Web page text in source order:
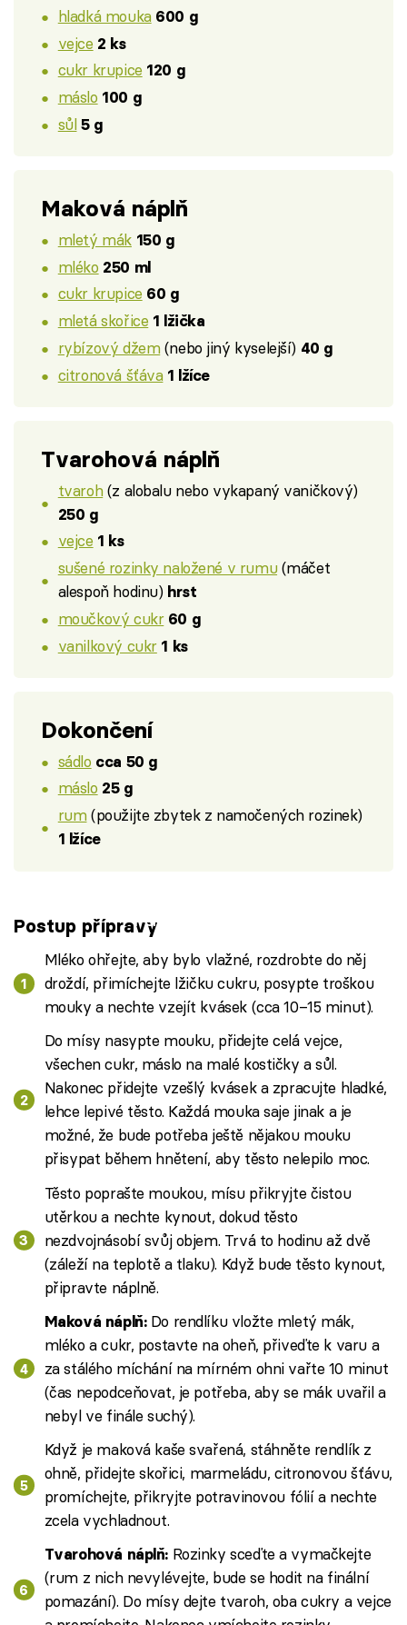
hladká mouka 600 g
vejce 2 ks
cukr krupice 120 g
máslo 100 g
sůl 5 g
Maková náplň
mletý mák 150 g
mléko 250 ml
cukr krupice 60 g
mletá skořice 1 lžička
rybízový džem(nebo jiný kyselejší) 40 g
citronová šťáva 1 lžíce
Tvarohová náplň
tvaroh(z alobalu nebo vykapaný vaničkový)
250 g
vejce 1 ks
sušené rozinky naložené v rumu(máčet
alespoň hodinu) hrst
moučkový cukr 60 g
vanilkový cukr 1 ks
Dokončení
sádlo cca 50 g
máslo 25 g
rum(použijte zbytek z namočených rozinek)
1 lžíce
Failed to fetch
Postup přípravy
Mléko ohřejte, aby bylo vlažné, rozdrobte do něj
droždí, přimíchejte lžičku cukru, posypte troškou
mouky a nechte vzejít kvásek (cca 10–15 minut).
Do mísy nasypte mouku, přidejte celá vejce,
všechen cukr, máslo na malé kostičky a sůl.
Nakonec přidejte vzešlý kvásek a zpracujte hladké,
lehce lepivé těsto. Každá mouka saje jinak a je
možné, že bude potřeba ještě nějakou mouku
přisypat během hnětení, aby těsto nelepilo moc.
Těsto poprašte moukou, mísu přikryjte čistou
utěrkou a nechte kynout, dokud těsto
nezdvojnásobí svůj objem. Trvá to hodinu až dvě
(záleží na teplotě a tlaku). Když bude těsto kynout,
připravte náplně.
Maková náplň:Do rendlíku vložte mletý mák,
mléko a cukr, postavte na oheň, přiveďte k varu a
za stálého míchání na mírném ohni vařte 10 minut
(čas nepodceňovat, je potřeba, aby se mák uvařil a
nebyl ve finále suchý).
Když je maková kaše svařená, stáhněte rendlík z
ohně, přidejte skořici, marmeládu, citronovou šťávu,
promíchejte, přikryjte potravinovou fólií a nechte
zcela vychladnout.
Tvarohová náplň: Rozinky sceďte a vymačkejte
(rum z nich nevylévejte, bude se hodit na finální
pomazání). Do mísy dejte tvaroh, oba cukry a vejce